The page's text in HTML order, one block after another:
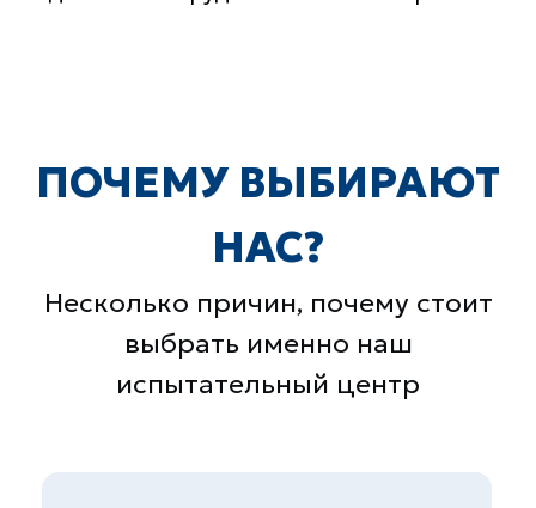
Квалифицированные